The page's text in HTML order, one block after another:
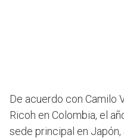
De acuerdo con Camilo
Ricoh en Colombia, el
sede principal en